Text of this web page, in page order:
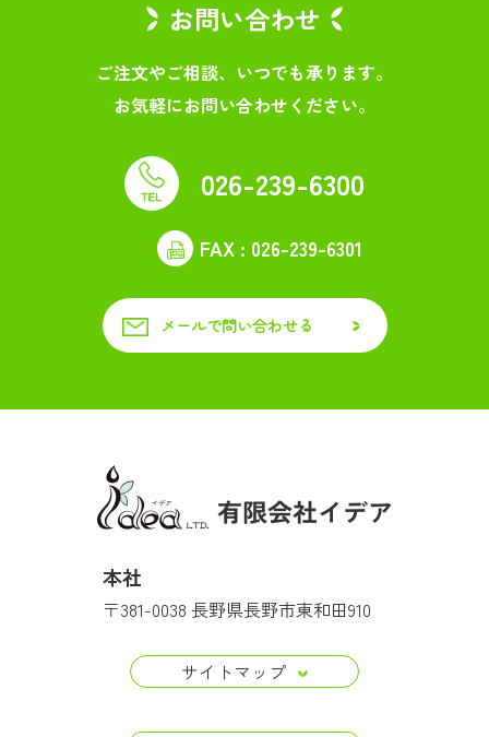
お問い合わせ
ご注文やご相談、いつでも承ります。
お気軽にお問い合わせください。
026-239-6300
FAX : 026-239-6301
メールで問い合わせる
本社
〒381-0038 長野県長野市東和田910
サイトマップ